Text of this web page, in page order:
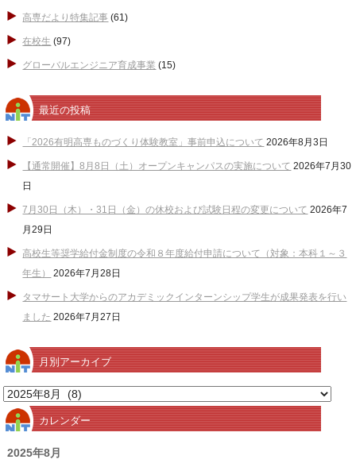
高専だより特集記事 (61)
在校生 (97)
グローバルエンジニア育成事業 (15)
最近の投稿
「2026有明高専ものづくり体験教室」事前申込について 2026年8月3日
【通常開催】8月8日（土）オープンキャンパスの実施について 2026年7月30
日
7月30日（木）・31日（金）の休校および試験日程の変更について 2026年7
月29日
高校生等奨学給付金制度の令和８年度給付申請について（対象：本科１～３
年生）
2026年7月28日
タマサート大学からのアカデミックインターンシップ学生が成果発表を行い
ました 2026年7月27日
月別アーカイブ
月
別
ア
ー
カレンダー
2025年8月